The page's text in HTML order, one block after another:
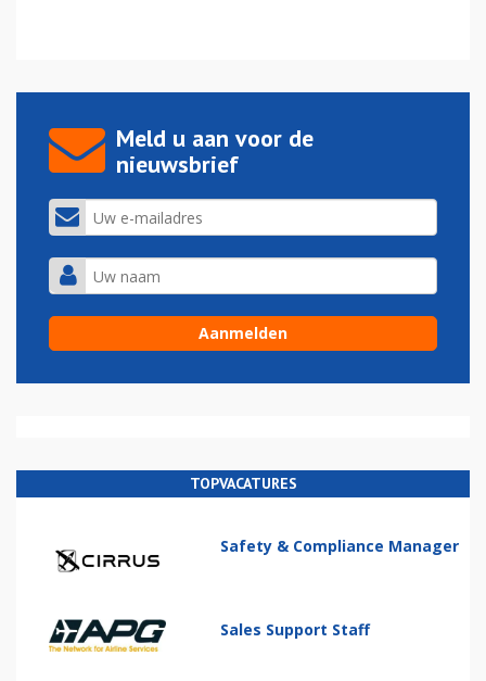
Meld u aan voor de
nieuwsbrief
TOPVACATURES
Safety & Compliance Manager
Sales Support Staff